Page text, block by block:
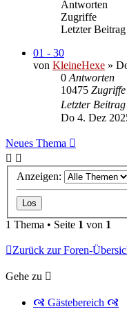
Antworten
Zugriffe
Letzter Beitrag
01 - 30
von KleineHexe »
0 Antworten
10475 Zugriffe
Letzter Beitrag
Do 4. Dez
Neues Thema
Anzeigen:
1 Thema • Seite 1 von 1
Zurück zur Foren-
Gehe zu
🙧 Gästebereich 🙧